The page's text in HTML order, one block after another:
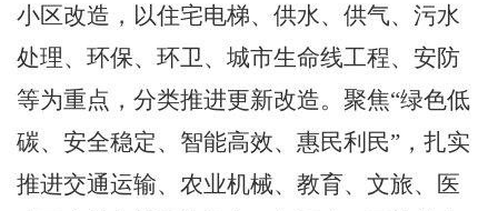
小区改造，以住宅电梯、供水、供气、污水
处理、环保、环卫、城市生命线工程、安防
等为重点，分类推进更新改造。聚焦“绿色低
碳、安全稳定、智能高效、惠民利民” ，扎实
推进交通运输、农业机械、教育、文旅、医